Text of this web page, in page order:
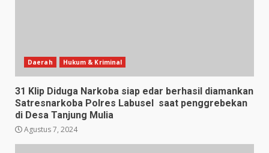
Daerah Hukum & Kriminal
31 Klip Diduga Narkoba siap edar berhasil diamankan
Satresnarkoba Polres Labusel saat penggrebekan
di Desa Tanjung Mulia
Agustus 7, 2024